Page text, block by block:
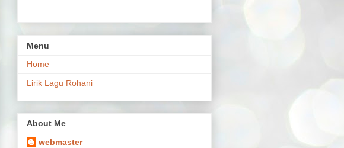
Menu
Home
Lirik Lagu Rohani
About Me
webmaster